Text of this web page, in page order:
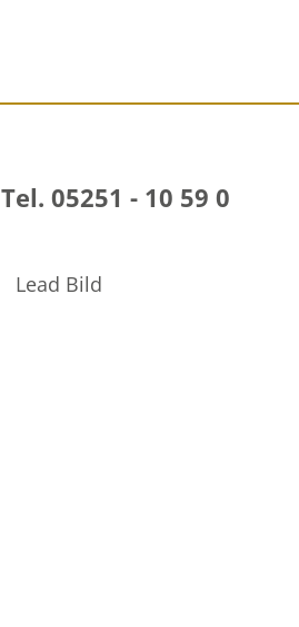
Tel. 05251 - 10 59 0